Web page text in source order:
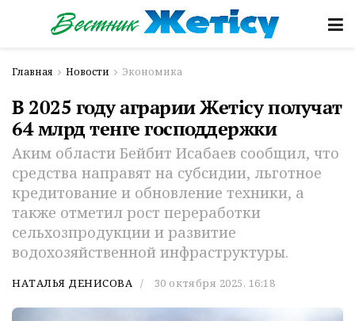
Главная Новости Экономика
В 2025 году аграрии Жетісу получат
64 млрд тенге господдержки
Аким области Бейбит Исабаев сообщил, что
средства направят на субсидии, льготное
кредитование и обновление техники, а
также отметил рост переработки
сельхозпродукции и развитие
водохозяйственной инфраструктуры.
НАТАЛЬЯ ДЕНИСОВА 30 октября 2025, 16:18